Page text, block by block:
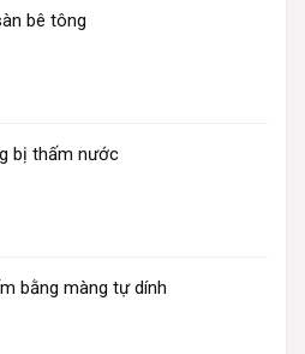
bê tông
bị thấm nước
bằng màng tự dính